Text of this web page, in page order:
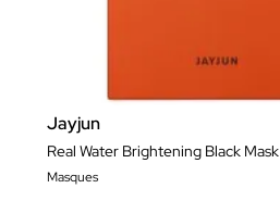
Jayjun
Real Water Brightening Black Mask
Masques